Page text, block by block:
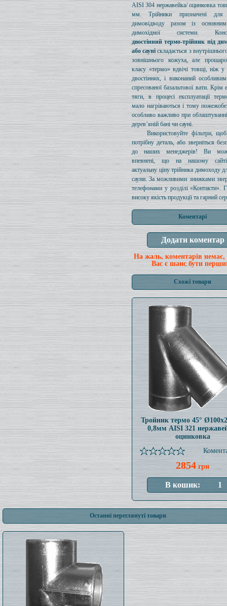
AISI 304 нержавейка/ оцинковка
мм. Трійники призначені для
димовідводу разом із
димохідної системи.
двостінний термо-трійник під
або сауні складається з
зовнішнього кожуха, але
класу «термо» вдвічі товщі, ніж у
двостінних, і виконаний
спресованої базальтової вати. Крім
тяги, в процесі експлуатації
мало нагріваються і тому
особливо важливо при
дерев’яній бані чи сауні.
Використовуйте фільтри, щоб
потрібну деталь, або зверніться
до наших менеджерів! Ви
впевнені, що на нашому
актуальну ціну трійника димоходу
сауни. За можливими знижками
телефонами у розділі «Контакти».
високу якість продукції та гарний
Коментарі
На жаль, коментарів немає,
Вас є шанс бути
Схожі товари
Тройник термо 45°
0,8мм AISI 321
оцинковка
2854 грн
Останні переглянуті товари